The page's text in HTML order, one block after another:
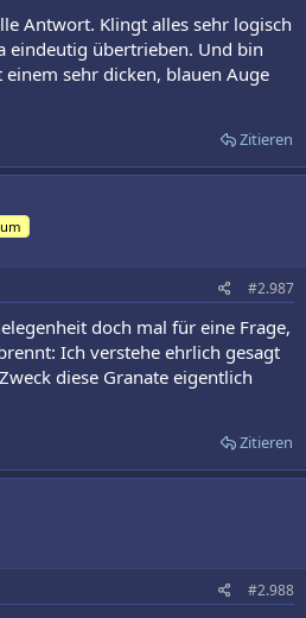
Antwort. Klingt alles sehr logisch
eindeutig übertrieben. Und bin
sehr dicken, blauen Auge
Zitieren
#2.987
doch mal für eine Frage,
Ich verstehe ehrlich gesagt
diese Granate eigentlich
Zitieren
#2.988